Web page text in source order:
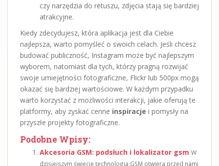
czy narzędzia do retuszu, zdjęcia stają się bardziej
atrakcyjne.
Kiedy zdecydujesz, która aplikacja jest dla Ciebie
najlepsza, warto pomyśleć o swoich celach. Jeśli chcesz
budować publiczność, Instagram może być najlepszym
wyborem, natomiast dla tych, którzy pragną rozwijać
swoje umiejętności fotograficzne, Flickr lub 500px mogą
okazać się bardziej wartościowe. W każdym przypadku
warto korzystać z możliwości interakcji, jakie oferują te
platformy, aby zyskać cenne inspiracje i pomysły na
przyszłe projekty fotograficzne.
Podobne Wpisy:
Akcesoria GSM: podsłuch i lokalizator gsm W
dzisiejszym świecie technologia GSM otwiera przed nami